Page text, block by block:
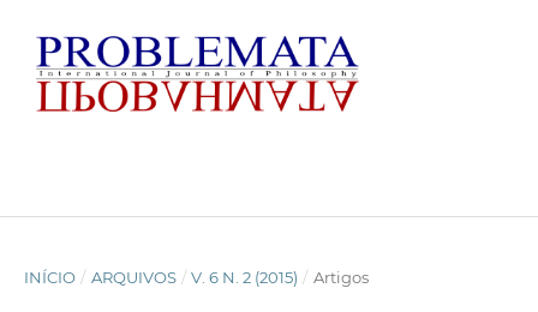
INÍCIO / ARQUIVOS / V. 6 N. 2 (2015) / Artigos